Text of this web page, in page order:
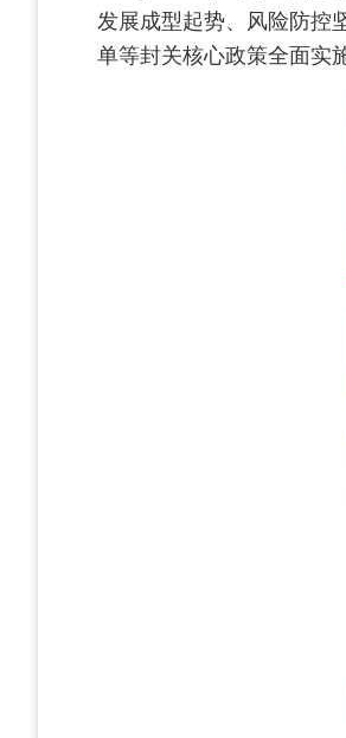
发展成型起势、风险防控
单等封关核心政策全面实